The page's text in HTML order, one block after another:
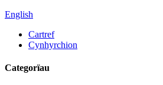
English
Cartref
Cynhyrchion
Categorïau